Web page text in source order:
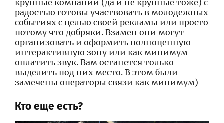
крупные компании (да и не крупные тоже) с
радостью готовы участвовать в молодежных
событиях с целью своей рекламы или просто
потому что добряки. Взамен они могут
организовать и оформить полноценную
интерактивную зону или как минимум
оплатить звук. Вам останется только
выделить под них место. В этом были
замечены операторы связи как минимум)
Кто еще есть?